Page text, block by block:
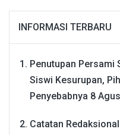
INFORMASI TERBARU
Penutupan Persami
Siswi Kesurupan,
Penyebabnya 8
Catatan